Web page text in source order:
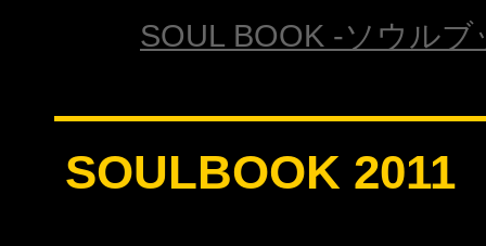
SOUL BOOK -ソウルブ
SOULBOOK 2011